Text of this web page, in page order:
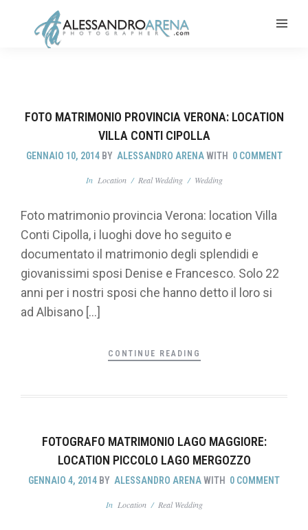
FOTO MATRIMONIO PROVINCIA VERONA: LOCATION
VILLA CONTI CIPOLLA
GENNAIO 10, 2014 BY ALESSANDRO ARENA WITH 0 COMMENT
In Location/ Real Wedding/ Wedding
Foto matrimonio provincia Verona: location Villa
Conti Cipolla, i luoghi dove ho seguito e
documentato il matrimonio degli splendidi e
giovanissimi sposi Denise e Francesco. Solo 22
anni per i nostri sposi che hanno detto il loro si
ad Albisano […]
CONTINUE READING
FOTOGRAFO MATRIMONIO LAGO MAGGIORE:
LOCATION PICCOLO LAGO MERGOZZO
GENNAIO 4, 2014 BY ALESSANDRO ARENAWITH 0 COMMENT
In Location/ Real Wedding